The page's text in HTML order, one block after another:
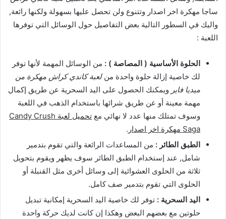
ساجا مهكرة اخر اصدار وتتنوع ولن تحصل عليها بسهولة ولكنها رائعة,
واليك في السطور التالية بعض التفاصيل حول الوسائل التي توفرها
اللعبة :
الحلوة الأساسية ( المصاصة ) : من الوسائل المهمة لأنها توفر
لك خاصية إزالة حلوة واحدة منلعبة كاندي كراش مهكرة من
ميديا فاير ويمكنك الحصول على اليد السحرية عن طريق إكمال
مهمة معينة أو عن طريق شرائها باستخدام الذهب في اللعبة
وسوف تمتلك منها عدد لا نهائي مع
تحميل لعبة Candy Crush
Saga مهكرة اخر اصدار
.
الطبق الطائر : من المساعدات الرائعة والتي تقوم بتدمير
شامل, عند إستخدام الطبق الطائر سوف يظهر ويقوم بتحويل
ثلاثة من الحلوى العشوائية إلى وسائل أخرى مثل القنبلة أو
الحلوى التي تقوم بتدمير صف كامل.
اليد السحرية : توفر لك خاصية اليد السحرية إمكانية تبديل
حلوتين مع بعضهم البعض وهكذا إن كانت لديك حركة واحدة